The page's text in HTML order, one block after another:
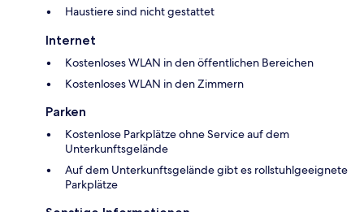
Haustiere sind nicht gestattet
Internet
Kostenloses WLAN in den öffentlichen Bereichen
Kostenloses WLAN in den Zimmern
Parken
Kostenlose Parkplätze ohne Service auf dem
Unterkunftsgelände
Auf dem Unterkunftsgelände gibt es rollstuhlgeeignete
Parkplätze